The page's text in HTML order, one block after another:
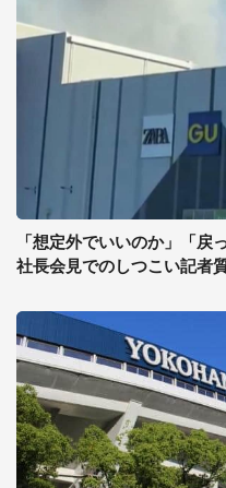
「想定外でいいのか」「戻
社長会見でのしつこい記者